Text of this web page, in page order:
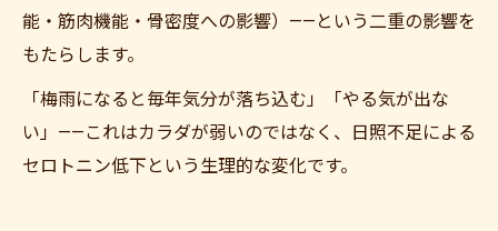
能・筋肉機能・骨密度への影響）——という二重の影響を
もたらします。
「梅雨になると毎年気分が落ち込む」「やる気が出な
い」——これはカラダが弱いのではなく、日照不足による
セロトニン低下という生理的な変化です。